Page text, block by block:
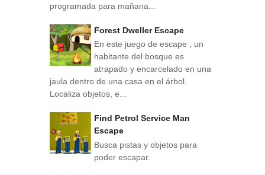
programada para mañana...
Forest Dweller Escape
En este juego de escape , un
habitante del bosque es
atrapado y encarcelado en una
jaula dentro de una casa en el árbol.
Localiza objetos, e...
Find Petrol Service Man
Escape
Busca pistas y objetos para
poder escapar.